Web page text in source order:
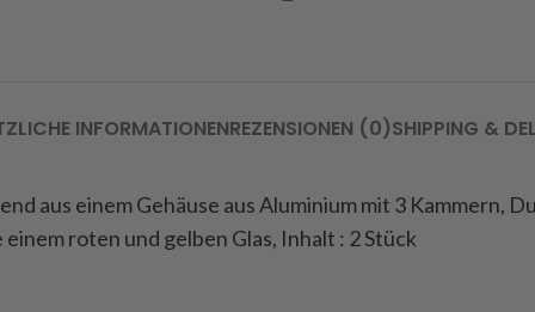
INFORMATIONENREZENSIONEN (0)SHIPPING &
aus einem Gehäuse aus Aluminium mit 3 Kammern,
roten und gelben Glas, Inhalt : 2 Stück